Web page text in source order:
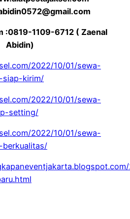
:0819-1109-6712 ( Zaenal
Abidin)
2022/10/01/sewa-
siap-kirim/
2022/10/01/sewa-
setting/
2022/10/01/sewa-